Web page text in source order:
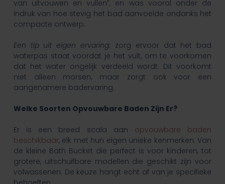
van uitvouwen en vullen”, en was vooral onder de
indruk van hoe stevig het bad aanvoelde ondanks het
compacte ontwerp.
Een tip uit eigen ervaring: zorg ervoor dat het bad
waterpas staat voordat je het vult, om te voorkomen
dat het water ongelijk verdeeld wordt. Dit voorkomt
niet alleen morsen, maar zorgt ook voor een
aangenamere badervaring.
Welke Soorten Opvouwbare Baden Zijn Er?
Er is een breed scala aan opvouwbare baden
beschikbaar, elk met hun eigen unieke kenmerken. Van
de kleine Bath Bucket die perfect is voor kinderen, tot
grotere, uitschuifbare modellen die geschikt zijn voor
volwassenen. De keuze hangt echt af van je specifieke